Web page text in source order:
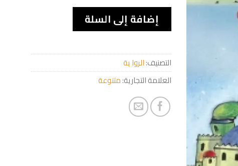
إضافة إلى السلة
التصنيف:الروا ية
العلامة التجارية:متنوعة